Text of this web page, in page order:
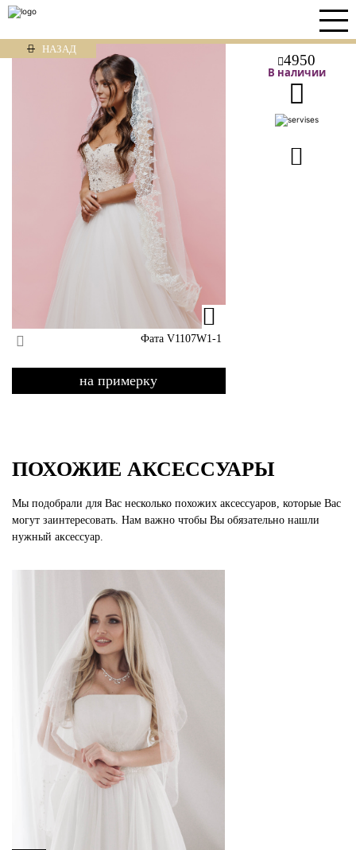
НАЗАД
4950
В наличии
Фата V1107W1-1
на примерку
ПОХОЖИЕ АКСЕССУАРЫ
Мы подобрали для Вас несколько похожих аксессуаров, которые Вас
могут заинтересовать. Нам важно чтобы Вы обязательно нашли
нужный аксессуар.